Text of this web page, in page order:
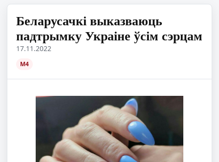
Беларусачкі выказваюць
падтрымку Украіне ўсім сэрцам
17.11.2022
M4